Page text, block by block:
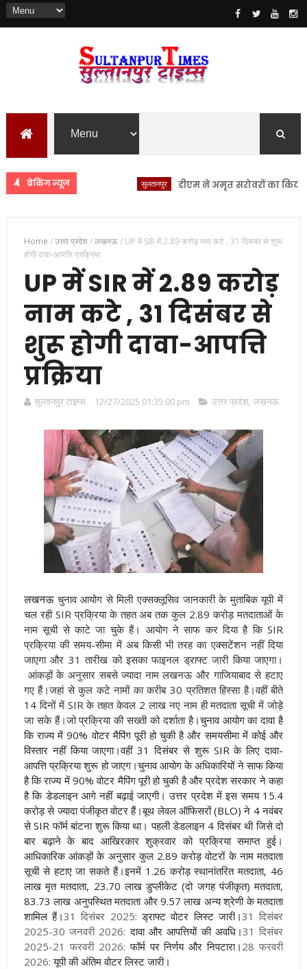
ब्रेकिंग न्यूज डीएम ने अमृत सरोवरों का किया स्थलीय
Home /उत्तर प्रदेश/लखनऊ/ UP में SIR में 2.89 करोड़ नाम कटे , 31 दिसंबर से शुरू
होगी दावा-आपत्ति प्रक्रिया
UP में SIR में 2.89 करोड़
नाम कटे , 31 दिसंबर से
शुरू होगी दावा-आपत्ति
प्रक्रिया
सुल्तानपुर टाइम्स 12/27/2025 01:35:00 pm उत्तर प्रदेश, लखनऊ
लखनऊ चुनाव आयोग से मिली एक्सक्लूसिव जानकारी के मुताबिक यूपी में
चल रही SIR प्रक्रिया के तहत अब तक कुल 2.89 करोड़ मतदाताओं के
नाम सूची से काटे जा चुके हैं। आयोग ने साफ कर दिया है कि SIR
प्रक्रिया की समय-सीमा में अब किसी भी तरह का एक्सटेंशन नहीं दिया
जाएगा और 31 तारीख को इसका फाइनल ड्राफ्ट जारी किया जाएगा।
आंकड़ों के अनुसार सबसे ज्यादा नाम लखनऊ और गाजियाबाद से हटाए
गए हैं।जहां से कुल कटे नामों का करीब 30 प्रतिशत हिस्सा है।वहीं बीते
14 दिनों में SIR के तहत केवल 2 लाख नए नाम ही मतदाता सूची में जोड़े
जा सके हैं।जो प्रक्रिया की सख्ती को दर्शाता है।चुनाव आयोग का दावा है
कि राज्य में 90% वोटर मैपिंग पूरी हो चुकी है और समयसीमा में कोई और
विस्तार नहीं किया जाएगा।वहीं 31 दिसंबर से शुरू SIR के लिए दावा-
आपत्ति प्रक्रिया शुरू हो जाएग।चुनाव आयोग के अधिकारियों ने साफ किया
है कि राज्य में 90% वोटर मैपिंग पूरी हो चुकी है और प्रदेश सरकार ने कहा
है कि डेडलाइन आगे नहीं बढ़ाई जाएगी। उत्तर प्रदेश में इस समय 15.4
करोड़ से ज्यादा पंजीकृत वोटर हैं।बूथ लेवल ऑफिसरों (BLO) ने 4 नवंबर
से SIR फॉर्म बांटना शुरू किया था। पहली डेडलाइन 4 दिसंबर थी जिसे दो
बार बढ़ाने के बाद आखिरकार शुक्रवार को प्रक्रिया समाप्त हुई ।
आधिकारिक आंकड़ों के अनुसार कुल 2.89 करोड़ वोटरों के नाम मतदाता
सूची से हटाए जा सकते हैं।इनमें 1.26 करोड़ स्थानांतरित मतदाता, 46
लाख मृत मतदाता, 23.70 लाख डुप्लीकेट (दो जगह पंजीकृत) मतदाता,
83.73 लाख अनुपस्थित मतदाता और 9.57 लाख अन्य श्रेणी के मतदाता
शामिल हैं ।31 दिसंबर 2025: ड्राफ्ट वोटर लिस्ट जारी।31 दिसंबर
2025-30 जनवरी 2026: दावा और आपत्तियों की अवधि।31 दिसंबर
2025-21 फरवरी 2026: फॉर्म पर निर्णय और निपटारा । 28 फरवरी
2026: यूपी की अंतिम वोटर लिस्ट जारी।